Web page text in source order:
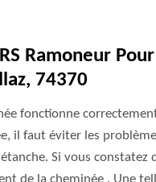
Ramoneur
74370
fonctionne
il faut éviter les
Si vous constatez
de la cheminée . Une